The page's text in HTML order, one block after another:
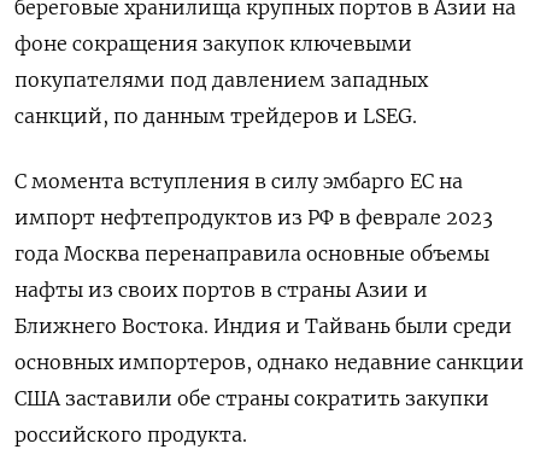
береговые хранилища крупных портов в Азии на
фоне сокращения закупок ключевыми
покупателями под давлением западных
санкций, ⁠по данным трейдеров и LSEG.
С момента вступления в силу эмбарго ЕС на
импорт нефтепродуктов из РФ в феврале 2023
года Москва перенаправила основные объемы
нафты из своих портов в страны Азии и
Ближнего Востока. Индия ⁠и Тайвань были среди
основных импортеров, ​однако недавние санкции
США заставили обе страны сократить закупки
⁠российского продукта.